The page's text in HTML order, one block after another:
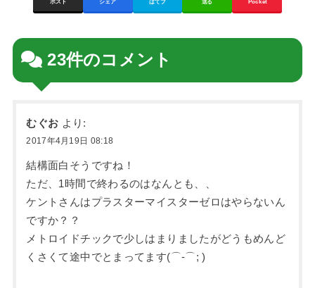
ポスト シェア はてブ 送る Pocket
23件のコメント
むぐお より:
2017年4月19日 08:18
結構面白そうですね！
ただ、1時間で終わるのはなんとも、、
ケントさんはプラスターマイスターゼロはやらないん
ですか？？
メトロイドチックで少しはまりましたがどうもめんど
くさくて途中でとまってます(⌒-⌒; )